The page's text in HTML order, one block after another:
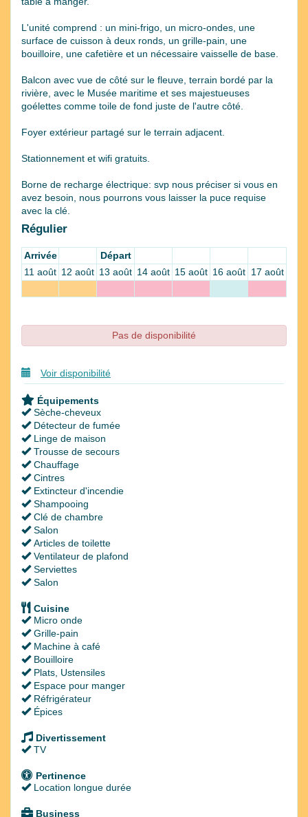
L'unité comprend : un mini-frigo, un micro-ondes, une
surface de cuisson à deux ronds, un grille-pain, une
bouilloire, une cafetière et un nécessaire vaisselle de base.
Balcon avec vue de côté sur le fleuve, terrain bordé par la
rivière, avec le Musée maritime et ses majestueuses
goélettes comme toile de fond juste de l'autre côté.
Foyer extérieur partagé sur le terrain adjacent.
Stationnement et wifi gratuits.
Borne de recharge électrique: svp nous préciser si vous en
avez besoin, nous pourrons vous laisser la puce requise
avec la clé.
Régulier
Arrivée
Départ
11 août 12 août 13 août 14 août 15 août 16 août 17 août
Pas de disponibilité
Voir disponibilité
Équipements
Sèche-cheveux
Détecteur de fumée
Linge de maison
Trousse de secours
Chauffage
Cintres
Extincteur d'incendie
Shampooing
Clé de chambre
Salon
Articles de toilette
Ventilateur de plafond
Serviettes
Salon
Cuisine
Micro onde
Grille-pain
Machine à café
Bouilloire
Plats, Ustensiles
Espace pour manger
Réfrigérateur
Épices
Divertissement
TV
Pertinence
Location longue durée
Business